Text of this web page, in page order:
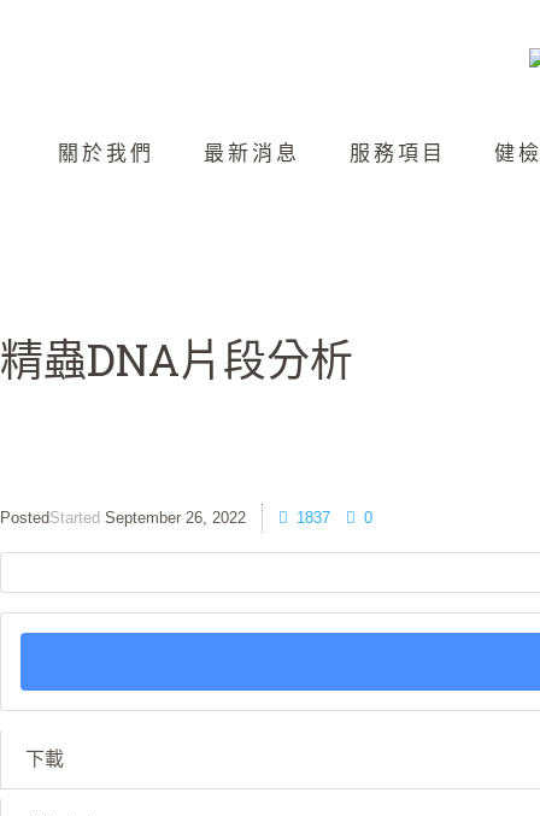
關於我們 最新消息 服務項目 健
精蟲DNA片段分析
Started September 26, 2022 1837 0
下載